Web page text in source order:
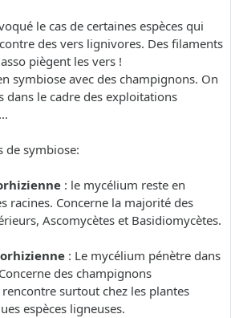
le cas de certaines espèces qui
des vers lignivores. Des filaments
piègent les vers !
symbiose avec des champignons. On
dans le cadre des exploitations
de symbiose:
: le mycélium reste en
racines. Concerne la majorité des
Ascomycètes et Basidiomycètes.
: Le mycélium pénètre dans
des champignons
surtout chez les plantes
espèces ligneuses.